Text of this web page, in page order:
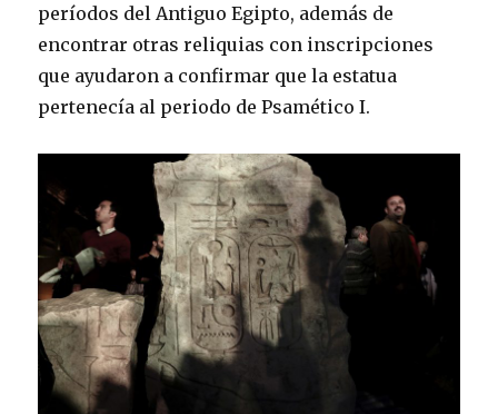
períodos del Antiguo Egipto, además de
encontrar otras reliquias con inscripciones
que ayudaron a confirmar que la estatua
pertenecía al periodo de Psamético I.